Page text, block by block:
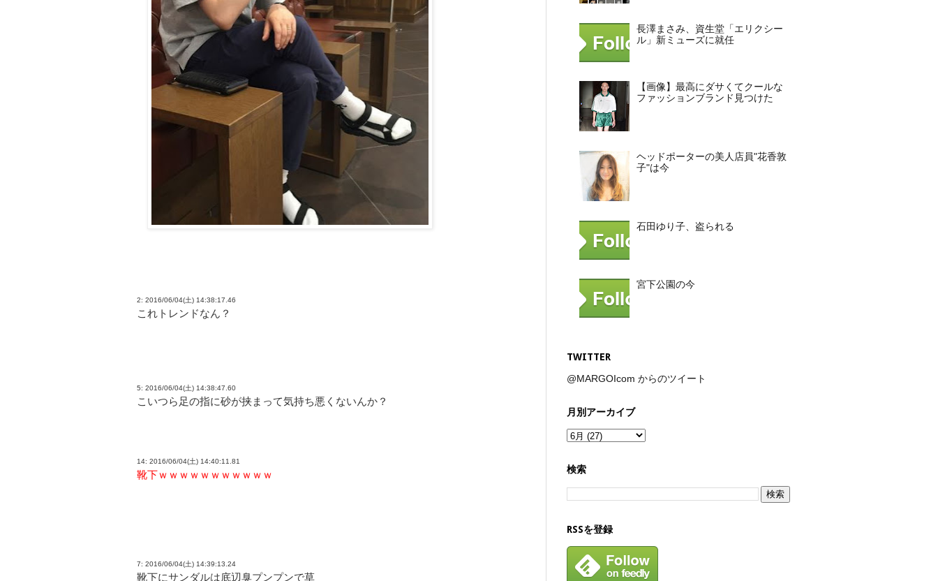
2: 2016/06/04(土) 14:38:17.46
これトレンドなん？
5: 2016/06/04(土) 14:38:47.60
こいつら足の指に砂が挟まって気持ち悪くないんか？
14: 2016/06/04(土) 14:40:11.81
靴下ｗｗｗｗｗｗｗｗｗｗｗ
7: 2016/06/04(土) 14:39:13.24
靴下にサンダルは底辺臭プンプンで草
長澤まさみ、資生堂「エリクシー
ル」新ミューズに就任
【画像】最高にダサくてクールな
ファッションブランド見つけた
ヘッドポーターの美人店員"花香敦
子"は今
石田ゆり子、盗られる
宮下公園の今
TWITTER
@MARGOIcom からのツイート
月別アーカイブ
検索
RSSを登録